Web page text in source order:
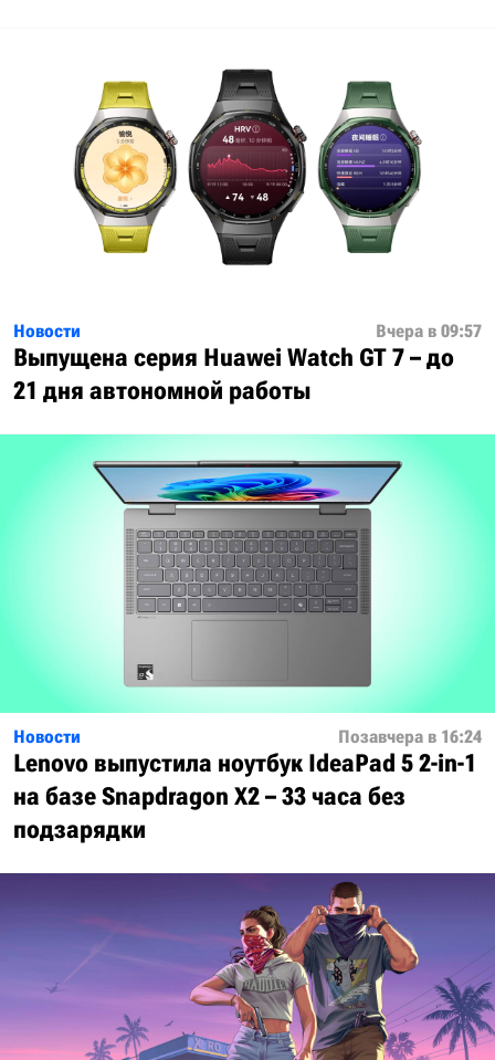
Новости Вчера в 09:57
Выпущена серия Huawei Watch GT 7 – до
21 дня автономной работы
Новости Позавчера в 16:24
Lenovo выпустила ноутбук IdeaPad 5 2-in-1
на базе Snapdragon X2 – 33 часа без
подзарядки